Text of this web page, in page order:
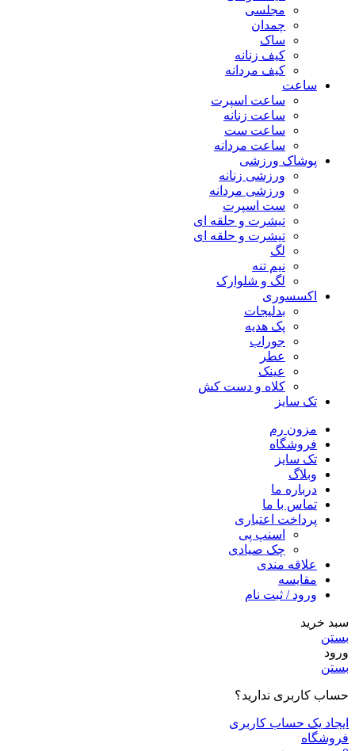
مجلسی
چمدان
ساک
کیف زنانه
کیف مردانه
ساعت
ساعت اسپرت
ساعت زنانه
ساعت ست
ساعت مردانه
پوشاک ورزشی
ورزشی زنانه
ورزشی مردانه
ست اسپرت
تیشرت و حلقه ای
تیشرت و حلقه ای
لگ
نیم تنه
لگ و شلوارک
اکسسوری
بدلیجات
پک هدیه
جوراب
عطر
عینک
کلاه و دست کش
تک سایز
مزون رم
فروشگاه
تک سایز
وبلاگ
درباره ما
تماس با ما
پرداخت اعتباری
اسنپ پی
چک صیادی
علاقه مندی
مقايسه
ورود / ثبت نام
سبد خرید
بستن
ورود
بستن
حساب کاربری ندارید؟
ایجاد یک حساب کاربری
فروشگاه